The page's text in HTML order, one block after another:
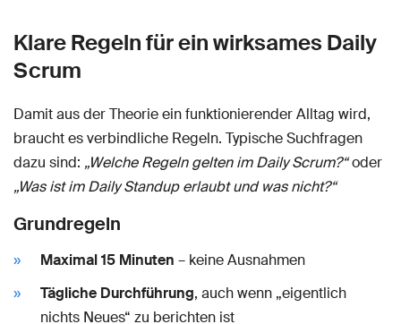
Klare Regeln für ein wirksames Daily
Scrum
Damit aus der Theorie ein funktionierender Alltag wird,
braucht es verbindliche Regeln. Typische Suchfragen
dazu sind: „Welche Regeln gelten im Daily Scrum?“oder
„Was ist im Daily Standup erlaubt und was nicht?“
Grundregeln
Maximal 15 Minuten – keine Ausnahmen
Tägliche Durchführung, auch wenn „eigentlich
nichts Neues“ zu berichten ist